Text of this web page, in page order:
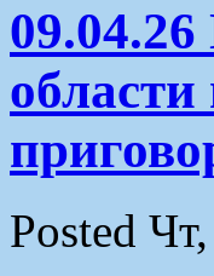
Posted